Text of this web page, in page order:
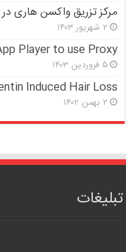
مرکز تزریق واکسن هاری
۲ شهریور ۱۴۰۳
Player to use Proxy
۵ فروردین ۱۴۰۳
Induced Hair Loss
۲ بهمن ۱۴۰۲
تبلیغات